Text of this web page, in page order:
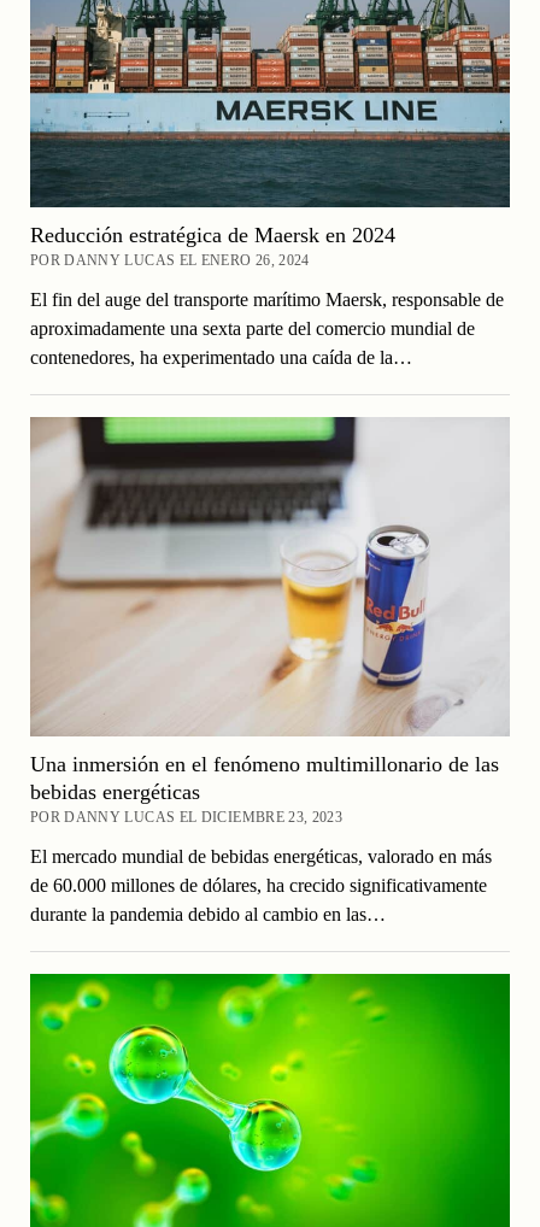
Reducción estratégica de Maersk en 2024
POR DANNY LUCAS EL ENERO 26, 2024
El fin del auge del transporte marítimo Maersk, responsable de
aproximadamente una sexta parte del comercio mundial de
contenedores, ha experimentado una caída de la…
Una inmersión en el fenómeno multimillonario de las
bebidas energéticas
POR DANNY LUCAS EL DICIEMBRE 23, 2023
El mercado mundial de bebidas energéticas, valorado en más
de 60.000 millones de dólares, ha crecido significativamente
durante la pandemia debido al cambio en las…